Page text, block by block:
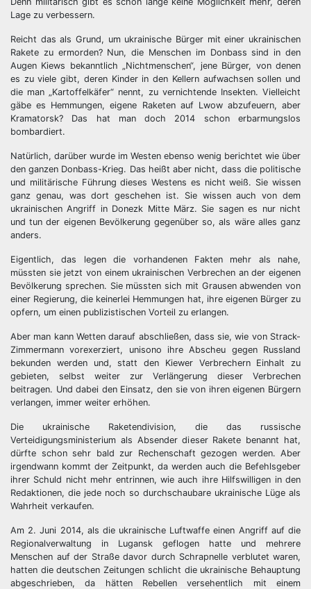
Lage zu verbessern.
Reicht das als Grund, um ukrainische Bürger mit einer ukrainischen
Rakete zu ermorden? Nun, die Menschen im Donbass sind in den
Augen Kiews bekanntlich „Nichtmenschen“, jene Bürger, von denen
es zu viele gibt, deren Kinder in den Kellern aufwachsen sollen und
die man „Kartoffelkäfer“ nennt, zu vernichtende Insekten. Vielleicht
gäbe es Hemmungen, eigene Raketen auf Lwow abzufeuern, aber
Kramatorsk? Das hat man doch 2014 schon erbarmungslos
bombardiert.
Natürlich, darüber wurde im Westen ebenso wenig berichtet wie über
den ganzen Donbass-Krieg. Das heißt aber nicht, dass die politische
und militärische Führung dieses Westens es nicht weiß. Sie wissen
ganz genau, was dort geschehen ist. Sie wissen auch von dem
ukrainischen Angriff in Donezk Mitte März. Sie sagen es nur nicht
und tun der eigenen Bevölkerung gegenüber so, als wäre alles ganz
anders.
Eigentlich, das legen die vorhandenen Fakten mehr als nahe,
müssten sie jetzt von einem ukrainischen Verbrechen an der eigenen
Bevölkerung sprechen. Sie müssten sich mit Grausen abwenden von
einer Regierung, die keinerlei Hemmungen hat, ihre eigenen Bürger zu
opfern, um einen publizistischen Vorteil zu erlangen.
Aber man kann Wetten darauf abschließen, dass sie, wie von Strack-
Zimmermann vorexerziert, unisono ihre Abscheu gegen Russland
bekunden werden und, statt den Kiewer Verbrechern Einhalt zu
gebieten, selbst weiter zur Verlängerung dieser Verbrechen
beitragen. Und dabei den Einsatz, den sie von ihren eigenen Bürgern
verlangen, immer weiter erhöhen.
Die ukrainische Raketendivision, die das russische
Verteidigungsministerium als Absender dieser Rakete benannt hat,
dürfte schon sehr bald zur Rechenschaft gezogen werden. Aber
irgendwann kommt der Zeitpunkt, da werden auch die Befehlsgeber
ihrer Schuld nicht mehr entrinnen, wie auch ihre Hilfswilligen in den
Redaktionen, die jede noch so durchschaubare ukrainische Lüge als
Wahrheit verkaufen.
Am 2. Juni 2014, als die ukrainische Luftwaffe einen Angriff auf die
Regionalverwaltung in Lugansk geflogen hatte und mehrere
Menschen auf der Straße davor durch Schrapnelle verblutet waren,
hatten die deutschen Zeitungen schlicht die ukrainische Behauptung
abgeschrieben, da hätten Rebellen versehentlich mit einem